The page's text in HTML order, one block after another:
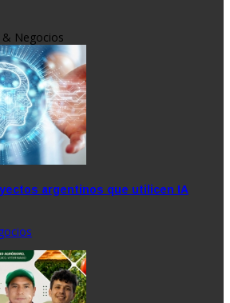
Negocios
argentinos que utilicen IA